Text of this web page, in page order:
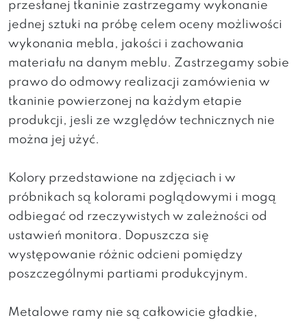
przesłanej tkaninie zastrzegamy wykonanie
jednej sztuki na próbę celem oceny możliwości
wykonania mebla, jakości i zachowania
materiału na danym meblu. Zastrzegamy sobie
prawo do odmowy realizacji zamówienia w
tkaninie powierzonej na każdym etapie
produkcji, jesli ze względów technicznych nie
można jej użyć.
Kolory przedstawione na zdjęciach i w
próbnikach są kolorami poglądowymi i mogą
odbiegać od rzeczywistych w zależności od
ustawień monitora. Dopuszcza się
występowanie różnic odcieni pomiędzy
poszczególnymi partiami produkcyjnym.
Metalowe ramy nie są całkowicie gładkie,